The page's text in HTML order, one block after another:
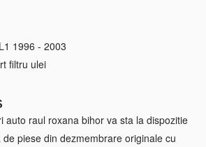
1996 - 2003
filtru ulei
auto raul roxana bihor va sta la dispozitie
piese din dezmembrare originale cu